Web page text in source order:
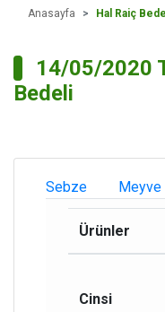
Anasayfa Hal Raiç
14/05/2020
Bedeli
Sebze Meyve
Ürünler
Cinsi